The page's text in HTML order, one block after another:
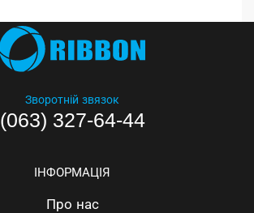
Зворотній звязок
(063) 327-64-44
ІНФОРМАЦІЯ
Про нас